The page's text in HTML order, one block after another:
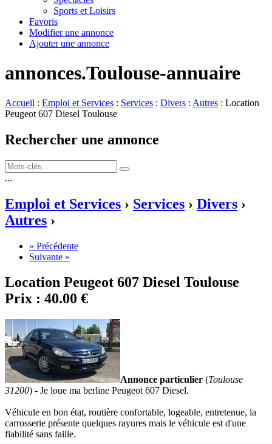
Sports et Loisirs
Favoris
Modifier une annonce
Ajouter une annonce
annonces.Toulouse-annuaire
Accueil : Emploi et Services : Services : Divers : Autres : Location
Peugeot 607 Diesel Toulouse
Rechercher une annonce
...
Emploi et Services › Services › Divers ›
Autres ›
« Précédente
Suivante »
Location Peugeot 607 Diesel Toulouse
Prix : 40.00 €
Annonce particulier (Toulouse
31200) - Je loue ma berline Peugeot 607 Diesel.
Véhicule en bon état, routière confortable, logeable, entretenue, la
carrosserie présente quelques rayures mais le véhicule est d'une
fiabilité sans faille.